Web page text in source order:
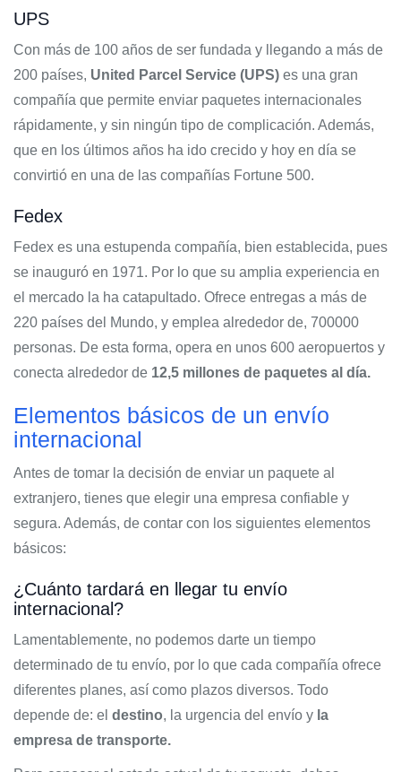
UPS
Con más de 100 años de ser fundada y llegando a más de
200 países, United Parcel Service (UPS) es una gran
compañía que permite enviar paquetes internacionales
rápidamente, y sin ningún tipo de complicación. Además,
que en los últimos años ha ido crecido y hoy en día se
convirtió en una de las compañías Fortune 500.
Fedex
Fedex es una estupenda compañía, bien establecida, pues
se inauguró en 1971. Por lo que su amplia experiencia en
el mercado la ha catapultado. Ofrece entregas a más de
220 países del Mundo, y emplea alrededor de, 700000
personas. De esta forma, opera en unos 600 aeropuertos y
conecta alrededor de 12,5 millones de paquetes al día.
Elementos básicos de un envío
internacional
Antes de tomar la decisión de enviar un paquete al
extranjero, tienes que elegir una empresa confiable y
segura. Además, de contar con los siguientes elementos
básicos:
¿Cuánto tardará en llegar tu envío
internacional?
Lamentablemente, no podemos darte un tiempo
determinado de tu envío, por lo que cada compañía ofrece
diferentes planes, así como plazos diversos. Todo
depende de: el destino, la urgencia del envío y la
empresa de transporte.